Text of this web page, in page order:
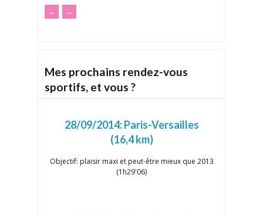
← →
Mes prochains rendez-vous
sportifs, et vous ?
28/09/2014:Paris-Versailles
(16,4 km)
Objectif: plaisir maxi et peut-être mieux que 2013
(1h29'06)